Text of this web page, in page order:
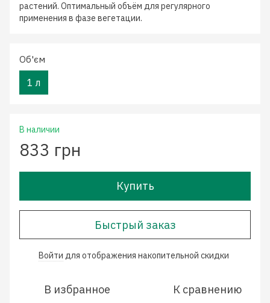
растений. Оптимальный объём для регулярного
применения в фазе вегетации.
Об'єм
1 л
В наличии
833 грн
Купить
Быстрый заказ
Войти для отображения накопительной скидки
В избранное К сравнению